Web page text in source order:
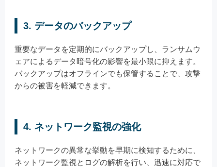
3. データのバックアップ
重要なデータを定期的にバックアップし、ランサムウ
ェアによるデータ暗号化の影響を最小限に抑えます。
バックアップはオフラインでも保管することで、攻撃
からの被害を軽減できます。
4. ネットワーク監視の強化
ネットワークの異常な挙動を早期に検知するために、
ネットワーク監視とログの解析を行い、迅速に対応で